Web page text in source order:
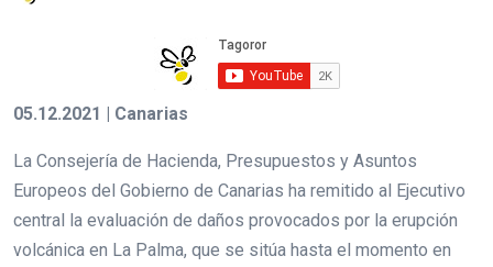
05.12.2021 | Canarias
La Consejería de Hacienda, Presupuestos y Asuntos
Europeos del Gobierno de Canarias ha remitido al Ejecutivo
central la evaluación de daños provocados por la erupción
volcánica en La Palma, que se sitúa hasta el momento en